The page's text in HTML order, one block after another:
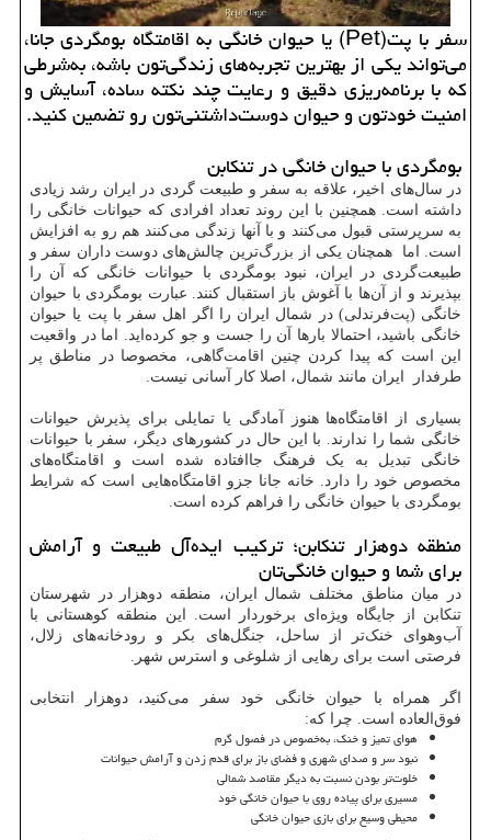
سفر با پت(Pet) یا حیوان خانگی به اقامتگاه بومگردی جانا،
می‌تواند یکی از بهترین تجربه‌های زندگی‌تون باشه، به‌شرطی
که با برنامه‌ریزی دقیق و رعایت چند نکته ساده، آسایش و
امنیت خودتون و حیوان دوست‌داشتنی‌تون رو تضمین کنید.
بومگردی با حیوان خانگی در تنکابن
در سال‌های اخیر، علاقه به سفر و طبیعت گردی در ایران رشد زیادی
داشته است. همچنین با این روند تعداد افرادی که حیوانات خانگی را
به سرپرستی قبول می‌کنند و با آنها زندگی می‌کنند هم رو به افزایش
است. اما همچنان یکی از بزرگ‌ترین چالش‌های دوست داران سفر و
طبیعت‌گردی در ایران، نبود بومگردی با حیوانات خانگی که آن را
بپذیرند و از آن‌ها با آغوش باز استقبال کنند. عبارت بومگردی با حیوان
خانگی (پت‌فرندلی) در شمال ایران را اگر اهل سفر با پت یا حیوان
خانگی باشید، احتمالا بارها آن را جست و جو کرده‌اید. اما در واقعیت
این است که پیدا کردن چنین اقامت‌گاهی، مخصوصا در مناطق پر
طرفدار ایران مانند شمال، اصلا کار آسانی نیست.
بسیاری از اقامتگاه‌ها هنوز آمادگی یا تمایلی برای پذیرش حیوانات
خانگی شما را ندارند. با این حال در کشورهای دیگر، سفر با حیوانات
خانگی تبدیل به یک فرهنگ جاافتاده شده است و اقامتگاه‌های
مخصوص خود را دارد. خانه جانا جزو اقامتگاه‌هایی است که شرایط
بومگردی با حیوان خانگی را فراهم کرده است.
منطقه دوهزار تنکابن؛ ترکیب ایده‌آل طبیعت و آرامش
برای شما و حیوان خانگی‌تان
در میان مناطق مختلف شمال ایران، منطقه دوهزار در شهرستان
تنکابن از جایگاه ویژه‌ای برخوردار است. این منطقه کوهستانی با
آب‌وهوای خنک‌تر از ساحل، جنگل‌های بکر و رودخانه‌های زلال،
فرصتی است برای رهایی از شلوغی و استرس شهر.
اگر همراه با حیوان خانگی خود سفر می‌کنید، دوهزار انتخابی
فوق‌العاده است. چرا که:
هوای تمیز و خنک، به‌خصوص در فصول گرم
نبود سر و صدای شهری و فضای باز برای قدم زدن و آرامش حیوانات
خلوت‌تر بودن نسبت به دیگر مقاصد شمالی
مسیری برای پیاده روی با حیوان خانگی خود
محیطی وسیع برای بازی حیوان خانگی